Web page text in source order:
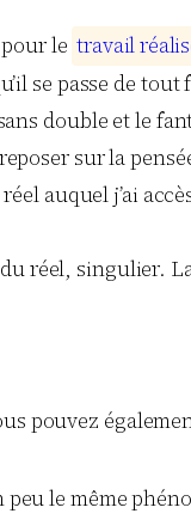
le travailréalis
se passe de
double et le
sur la
auquel j’ai
réel, singulier.
pouvez
le même